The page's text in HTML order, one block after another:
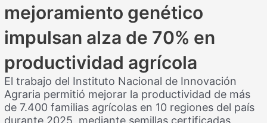
mejoramiento genético
impulsan alza de 70% en
productividad agrícola
El trabajo del Instituto Nacional de Innovación
Agraria permitió mejorar la productividad de más
de 7.400 familias agrícolas en 10 regiones del país
durante 2025, mediante semillas certificadas,